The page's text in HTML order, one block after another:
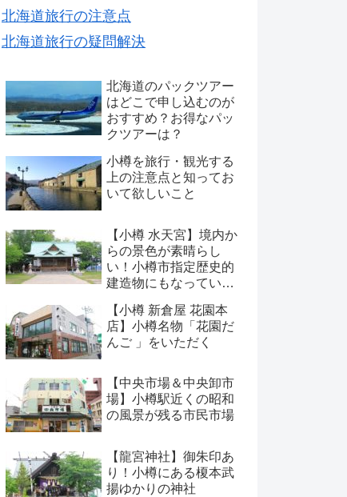
北海道旅行の注意点
北海道旅行の疑問解決
北海道のパックツアー
はどこで申し込むのが
おすすめ？お得なパッ
クツアーは？
小樽を旅行・観光する
上の注意点と知ってお
いて欲しいこと
【小樽 水天宮】境内か
らの景色が素晴らし
い！小樽市指定歴史的
建造物にもなっている
【小樽 新倉屋 花園本
店】小樽名物「花園だ
んご 」をいただく
【中央市場＆中央卸市
場】小樽駅近くの昭和
の風景が残る市民市場
【龍宮神社】御朱印あ
り！小樽にある榎本武
揚ゆかりの神社